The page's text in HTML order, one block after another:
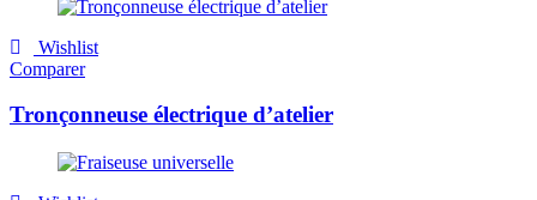
Wishlist
Comparer
Tronçonneuse électrique d’atelier